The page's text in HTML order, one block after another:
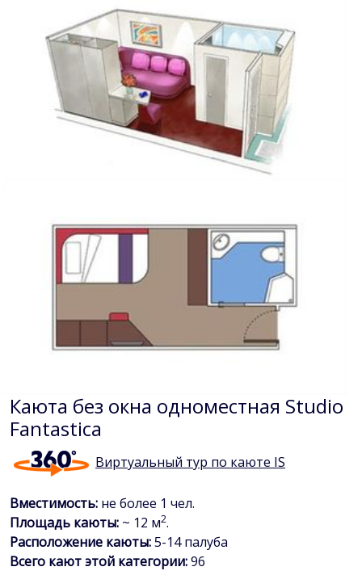
Каюта без окна одноместная Studio
Fantastica
Виртуальный тур по каюте IS
Вместимость: не более 1 чел.
Площадь каюты: ~ 12 м2.
Расположение каюты:5-14 палуба
Всего кают этой категории:96